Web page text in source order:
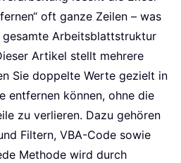
oft ganze Zeilen – was
Arbeitsblattstruktur
Artikel stellt mehrere
Sie doppelte Werte gezielt in
entfernen können, ohne die
zu verlieren. Dazu gehören
Filtern, VBA-Code sowie
Methode wird durch